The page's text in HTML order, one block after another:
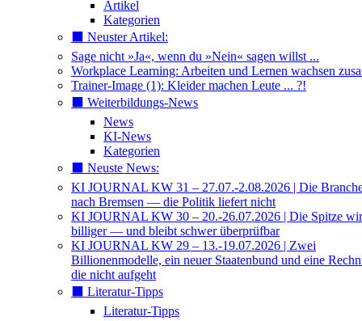
Artikel
Kategorien
⬛️ Neuster Artikel:
Sage nicht »Ja«, wenn du »Nein« sagen willst ...
Workplace Learning: Arbeiten und Lernen wachsen
Trainer-Image (1): Kleider machen Leute ... ?!
⬛️ Weiterbildungs-News
News
KI-News
Kategorien
⬛️ Neuste News:
KI JOURNAL KW 31 – 27.07.-2.08.2026 | Die
nach Bremsen — die Politik liefert nicht
KI JOURNAL KW 30 – 20.-26.07.2026 | Die Spitze
billiger — und bleibt schwer überprüfbar
KI JOURNAL KW 29 – 13.-19.07.2026 | Zwei
Billionenmodelle, ein neuer Staatenbund und eine
die nicht aufgeht
⬛️ Literatur-Tipps
Literatur-Tipps